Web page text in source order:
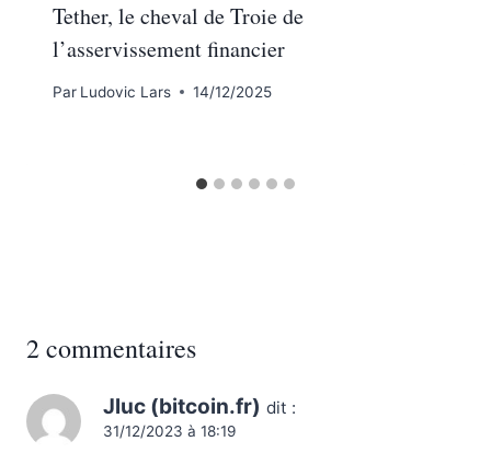
Tether, le cheval de Troie de
l’asservissement financier
Par Ludovic Lars 14/12/2025
2 commentaires
Jluc (bitcoin.fr) dit :
31/12/2023 à 18:19